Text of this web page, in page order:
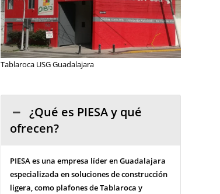
Tablaroca USG Guadalajara
¿Qué es PIESA y qué
ofrecen?
PIESA es una empresa líder en Guadalajara
especializada en soluciones de construcción
ligera, como plafones de Tablaroca y